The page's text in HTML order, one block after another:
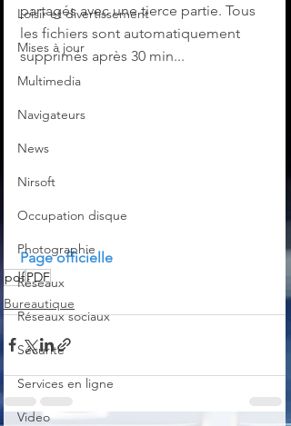
Loisir et divertissement
Mises à jour
Multimedia
Navigateurs
News
Nirsoft
Occupation disque
Photographie
Réseaux
Réseaux sociaux
Sécurité
Services en ligne
Video
partagés avec une tierce partie. Tous
les fichiers sont automatiquement
supprimés après 30 min...
Page officielle
pdfPDF
Bureautique